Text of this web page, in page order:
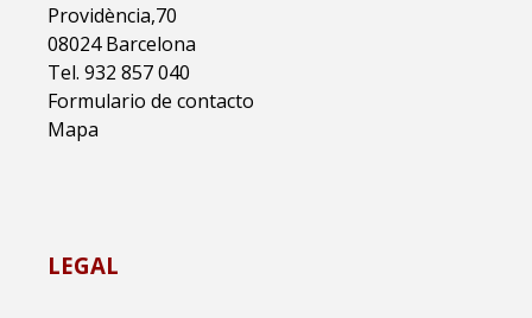
Providència,70
08024 Barcelona
Tel. 932 857 040
Formulario de contacto
Mapa
LEGAL